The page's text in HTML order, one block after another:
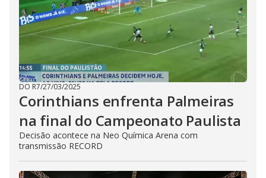
DO R7/27/03/2025
Corinthians enfrenta Palmeiras
na final do Campeonato Paulista
Decisão acontece na Neo Química Arena com
transmissão RECORD